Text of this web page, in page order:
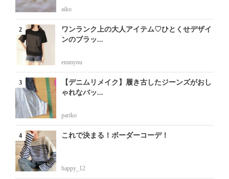
aiko
ワンランク上の大人アイテム♡ひとくせデザイ
ンのブラッ...
emmynu
【デニムリメイク】履き古したジーンズがおし
ゃれなバッ...
pariko
これで決まる！ボーダーコーデ！
happy_12